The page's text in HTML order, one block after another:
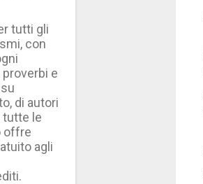
tutti gli
con
e
di autori
tutte le
offre
agli